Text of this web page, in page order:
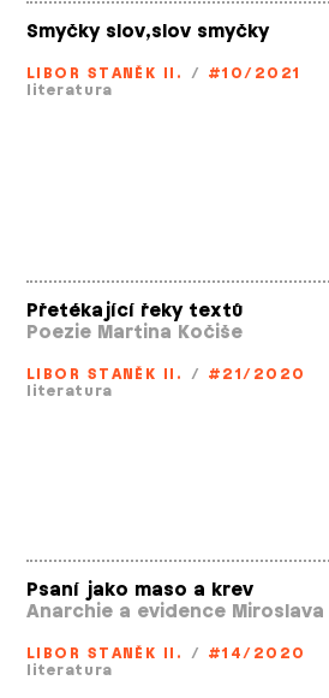
Smyčky slov,slov smyčky
LIBOR STANĚK II. / #10/2021
literatura
Přetékající řeky textů
Poezie Martina Kočiše
LIBOR STANĚK II. / #21/2020
literatura
Psaní jako maso a krev
Anarchie a evidence
LIBOR STANĚK II. / #14/2020
literatura